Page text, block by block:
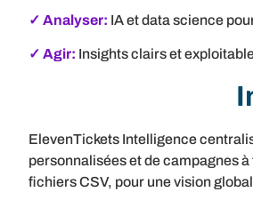
✓ Analyser: IA et data science
✓ Agir: Insights clairs et
ElevenTickets Intelligence
personnalisées et de campagnes
fichiers CSV, pour une vision